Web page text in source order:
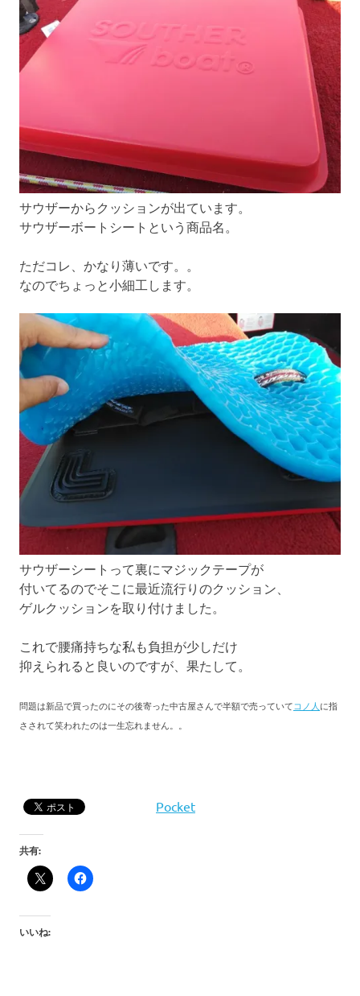
サウザーからクッションが出ています。
サウザーボートシートという商品名。
ただコレ、かなり薄いです。。
なのでちょっと小細工します。
サウザーシートって裏にマジックテープが
付いてるのでそこに最近流行りのクッション、
ゲルクッションを取り付けました。
これで腰痛持ちな私も負担が少しだけ
抑えられると良いのですが、果たして。
問題は新品で買ったのにその後寄った中古屋さんで半額で売っていてコノ人 に指
さされて笑われたのは一生忘れません。。
Pocket
共有:
いいね: